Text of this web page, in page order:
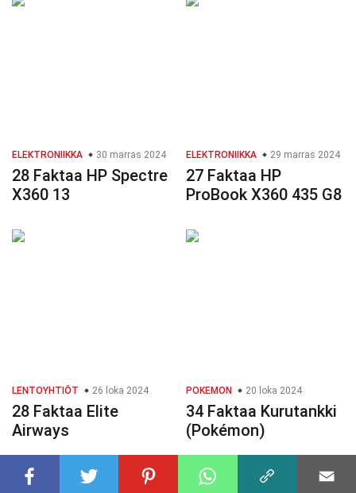
ELEKTRONIIKKA 30 marras 2024
28 Faktaa HP Spectre
X360 13
ELEKTRONIIKKA 29 marras 2024
27 Faktaa HP
ProBook X360 435 G8
LENTOYHTIÖT 26 loka 2024
28 Faktaa Elite
Airways
POKEMON 20 loka 2024
34 Faktaa Kurutankki
(Pokémon)